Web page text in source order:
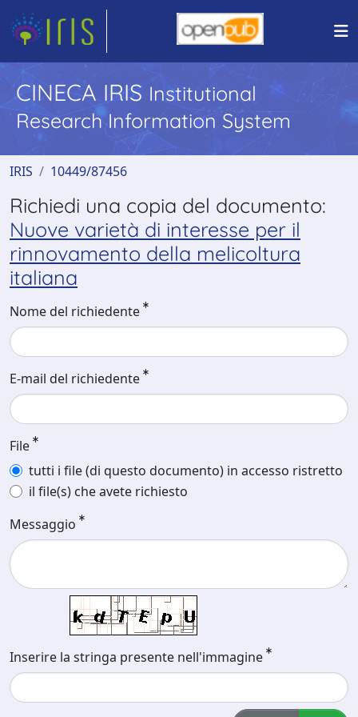
CINECA IRIS Institutional
Research Information System
IRIS 10449/87456
Richiedi una copia del documento:
Nuove varietà di interesse per il
rinnovamento della melicoltura
italiana
Nome del richiedente
E-mail del richiedente
File
tutti i file (di questo documento) in accesso ristretto
il file(s) che avete richiesto
Messaggio
Inserire la stringa presente nell'immagine